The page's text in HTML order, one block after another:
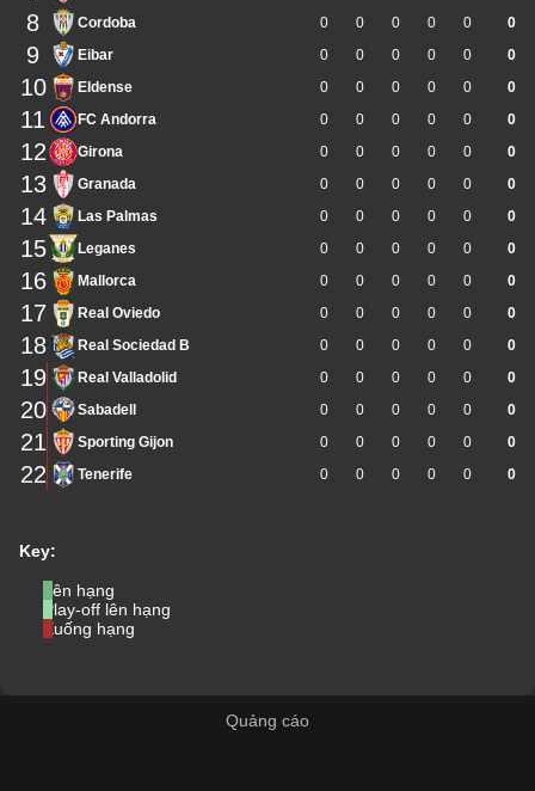
Key:
Lên hạng
Play-off lên hạng
Xuống hạng
8 Cordoba 0 0 0 0 0 0
9 Eibar 0 0 0 0 0 0
10 Eldense 0 0 0 0 0 0
11 FC Andorra 0 0 0 0 0 0
12 Girona 0 0 0 0 0 0
13 Granada 0 0 0 0 0 0
14 Las Palmas 0 0 0 0 0 0
15 Leganes 0 0 0 0 0 0
16 Mallorca 0 0 0 0 0 0
17 Real Oviedo 0 0 0 0 0 0
18 Real Sociedad B 0 0 0 0 0 0
19 Real Valladolid 0 0 0 0 0 0
20 Sabadell 0 0 0 0 0 0
21 Sporting Gijon 0 0 0 0 0 0
22 Tenerife 0 0 0 0 0 0